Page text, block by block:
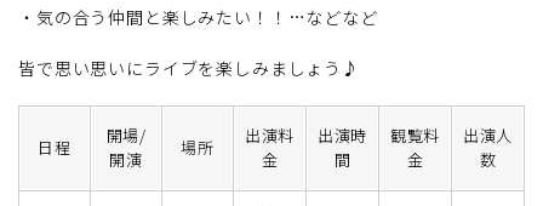
・気の合う仲間と楽しみたい！！…などなど
皆で思い思いにライブを楽しみましょう♪
日程
開場/
開演
場所
出演料
金
出演時
間
観覧料
金
出演人
数